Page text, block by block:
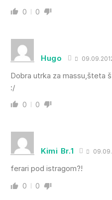
0 0
Hugo
Dobra utrka za massu,šteta
:/
0 0
Kimi Br.1
ferari pod istragom?!
0 0